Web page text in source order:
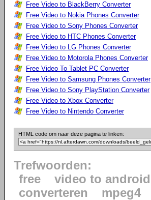
Free Video to BlackBerry Converter
Free Video to Nokia Phones Converter
Free Video to Sony Phones Converter
Free Video to HTC Phones Converter
Free Video to LG Phones Converter
Free Video to Motorola Phones Converter
Free Video To Tablet PC Converter
Free Video to Samsung Phones Converter
Free Video to Sony PlayStation Converter
Free Video to Xbox Converter
Free Video to Nintendo Converter
HTML code om naar deze pagina te linken:
Trefwoorden:
free
video to android
converteren
mpeg4